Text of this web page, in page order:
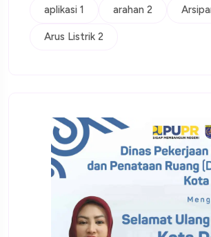
aplikasi 1 arahan 2
Arus Listrik 2